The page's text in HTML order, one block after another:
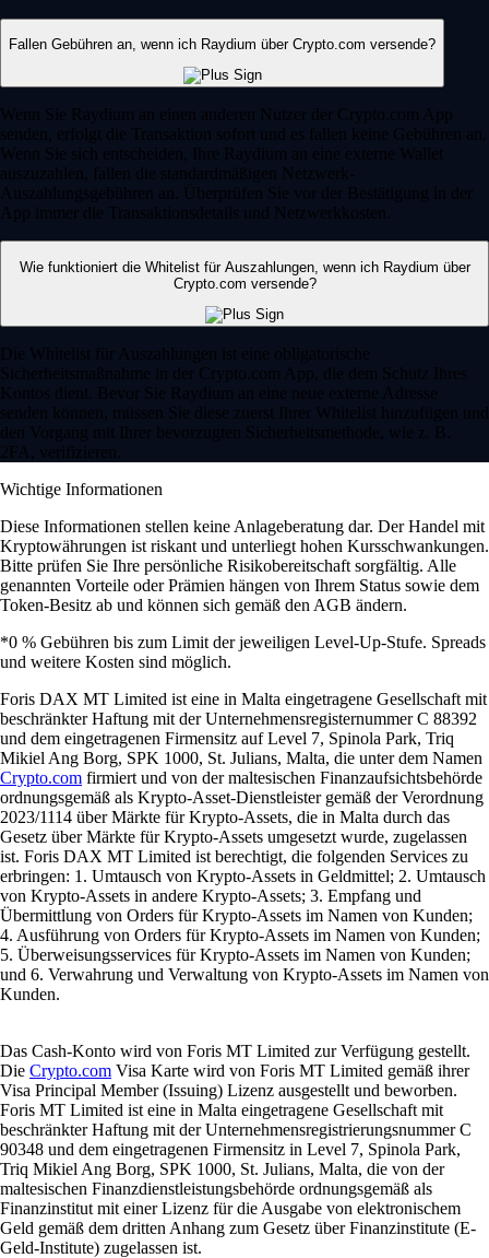
Fallen Gebühren an, wenn ich Raydium über Crypto.com versende?
Wenn Sie Raydium an einen anderen Nutzer der Crypto.com App
senden, erfolgt die Transaktion sofort und es fallen keine Gebühren an.
Wenn Sie sich entscheiden, Ihre Raydium an eine externe Wallet
auszuzahlen, fallen die standardmäßigen Netzwerk-
Auszahlungsgebühren an. Überprüfen Sie vor der Bestätigung in der
App immer die Transaktionsdetails und Netzwerkkosten.
Wie funktioniert die Whitelist für Auszahlungen, wenn ich Raydium über
Crypto.com versende?
Die Whitelist für Auszahlungen ist eine obligatorische
Sicherheitsmaßnahme in der Crypto.com App, die dem Schutz Ihres
Kontos dient. Bevor Sie Raydium an eine neue externe Adresse
senden können, müssen Sie diese zuerst Ihrer Whitelist hinzufügen und
den Vorgang mit Ihrer bevorzugten Sicherheitsmethode, wie z. B.
2FA, verifizieren.
Wichtige Informationen
Diese Informationen stellen keine Anlageberatung dar. Der Handel mit
Kryptowährungen ist riskant und unterliegt hohen Kursschwankungen.
Bitte prüfen Sie Ihre persönliche Risikobereitschaft sorgfältig. Alle
genannten Vorteile oder Prämien hängen von Ihrem Status sowie dem
Token-Besitz ab und können sich gemäß den AGB ändern.
*0 % Gebühren bis zum Limit der jeweiligen Level-Up-Stufe. Spreads
und weitere Kosten sind möglich.
Foris DAX MT Limited ist eine in Malta eingetragene Gesellschaft mit
beschränkter Haftung mit der Unternehmensregisternummer C 88392
und dem eingetragenen Firmensitz auf Level 7, Spinola Park, Triq
Mikiel Ang Borg, SPK 1000, St. Julians, Malta, die unter dem Namen
Crypto.com firmiert und von der maltesischen Finanzaufsichtsbehörde
ordnungsgemäß als Krypto-Asset-Dienstleister gemäß der Verordnung
2023/1114 über Märkte für Krypto-Assets, die in Malta durch das
Gesetz über Märkte für Krypto-Assets umgesetzt wurde, zugelassen
ist. Foris DAX MT Limited ist berechtigt, die folgenden Services zu
erbringen: 1. Umtausch von Krypto-Assets in Geldmittel; 2. Umtausch
von Krypto-Assets in andere Krypto-Assets; 3. Empfang und
Übermittlung von Orders für Krypto-Assets im Namen von Kunden;
4. Ausführung von Orders für Krypto-Assets im Namen von Kunden;
5. Überweisungsservices für Krypto-Assets im Namen von Kunden;
und 6. Verwahrung und Verwaltung von Krypto-Assets im Namen von
Kunden.
Das Cash-Konto wird von Foris MT Limited zur Verfügung gestellt.
Die Crypto.com Visa Karte wird von Foris MT Limited gemäß ihrer
Visa Principal Member (Issuing) Lizenz ausgestellt und beworben.
Foris MT Limited ist eine in Malta eingetragene Gesellschaft mit
beschränkter Haftung mit der Unternehmensregistrierungsnummer C
90348 und dem eingetragenen Firmensitz in Level 7, Spinola Park,
Triq Mikiel Ang Borg, SPK 1000, St. Julians, Malta, die von der
maltesischen Finanzdienstleistungsbehörde ordnungsgemäß als
Finanzinstitut mit einer Lizenz für die Ausgabe von elektronischem
Geld gemäß dem dritten Anhang zum Gesetz über Finanzinstitute (E-
Geld-Institute) zugelassen ist.